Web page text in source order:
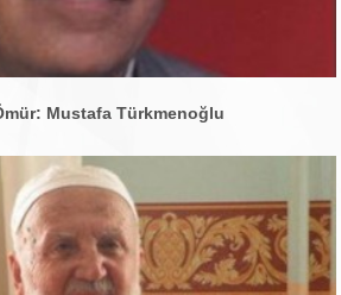
Mustafa Türkmenoğlu